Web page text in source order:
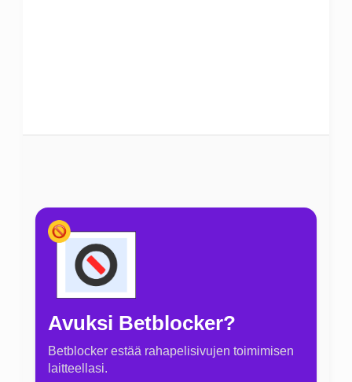
Avuksi Betblocker?
Betblocker estää rahapelisivujen toimimisen
laitteellasi.